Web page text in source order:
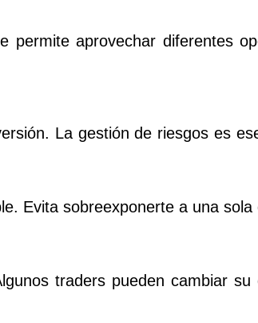
aprovechar diferentes
La gestión de riesgos es
Evita sobreexponerte a una sola
traders pueden cambiar su